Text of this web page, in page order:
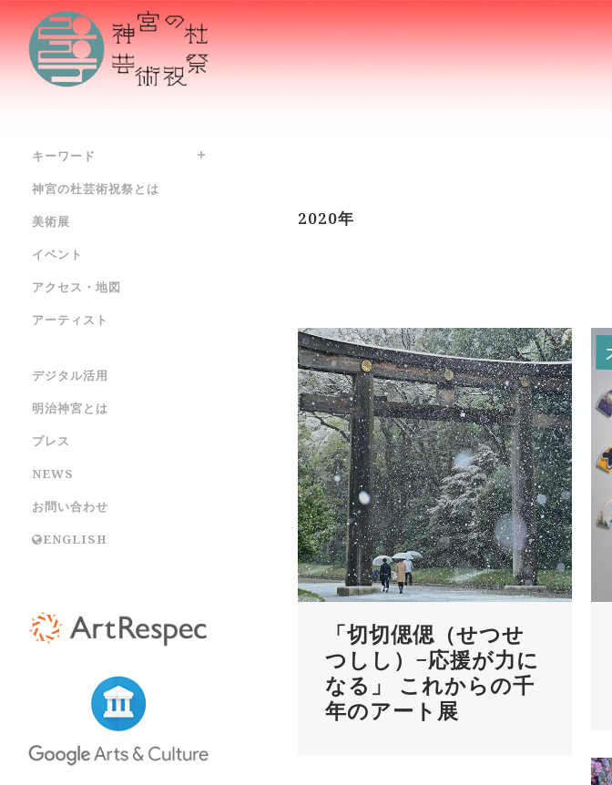
キーワード
神宮の杜芸術祝祭とは
美術展
イベント
アクセス・地図
アーティスト
デジタル活用
明治神宮とは
プレス
NEWS
お問い合わせ
ENGLISH
2020年
「切切偲偲（せつせ
つしし）−応援が力に
なる」 これからの千
年のアート展